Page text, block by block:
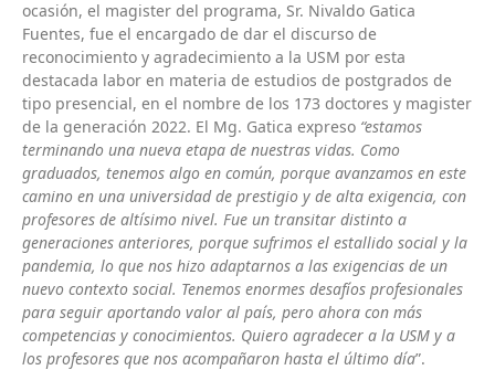
ocasión, el magister del programa, Sr. Nivaldo Gatica
Fuentes, fue el encargado de dar el discurso de
reconocimiento y agradecimiento a la USM por esta
destacada labor en materia de estudios de postgrados de
tipo presencial, en el nombre de los 173 doctores y magister
de la generación 2022. El Mg. Gatica expreso “estamos
terminando una nueva etapa de nuestras vidas. Como
graduados, tenemos algo en común, porque avanzamos en este
camino en una universidad de prestigio y de alta exigencia, con
profesores de altísimo nivel. Fue un transitar distinto a
generaciones anteriores, porque sufrimos el estallido social y la
pandemia, lo que nos hizo adaptarnos a las exigencias de un
nuevo contexto social. Tenemos enormes desafíos profesionales
para seguir aportando valor al país, pero ahora con más
competencias y conocimientos. Quiero agradecer a la USM y a
los profesores que nos acompañaron hasta el último día”.